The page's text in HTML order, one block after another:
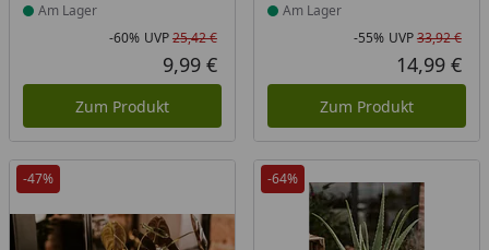
Am Lager
Rabatt in Prozent
-60%
Ursprünglicher Preis
UVP25,42 €
Aktueller Preis
9,99 €
Zum Produkt
Am Lager
-55% UVP33,92 €
14,99 €
Zum Produkt
-47% -64%